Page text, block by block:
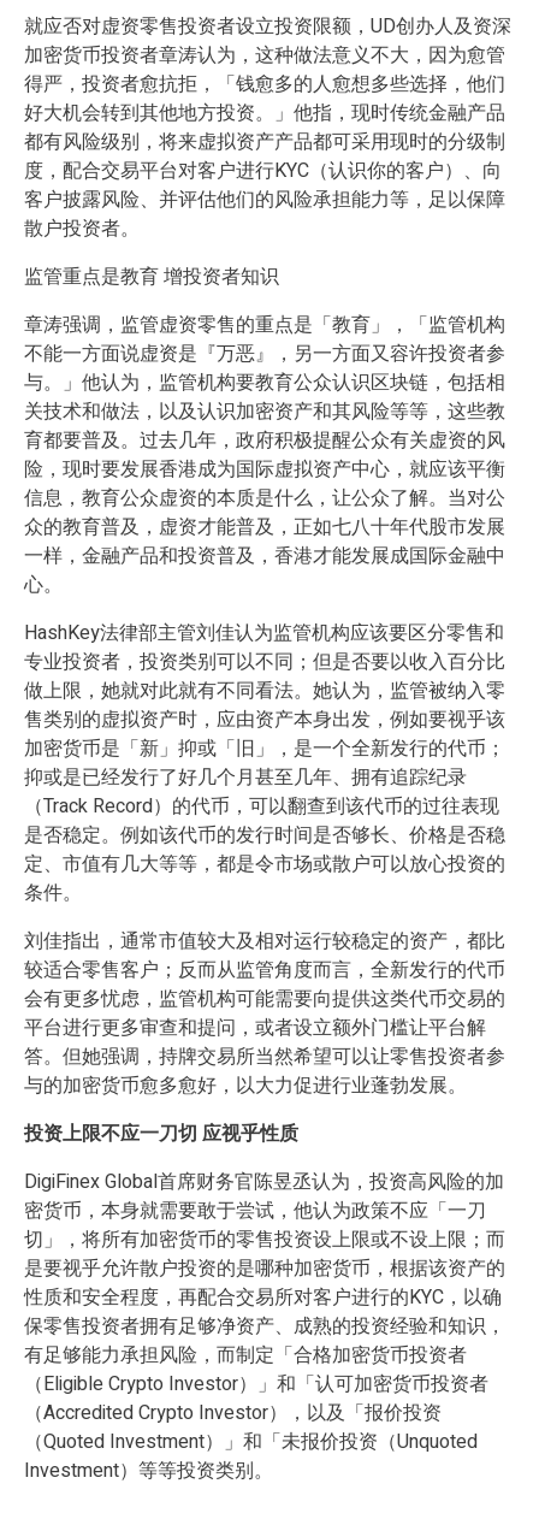
就应否对虚资零售投资者设立投资限额，UD创办人及资深
加密货币投资者章涛认为，这种做法意义不大，因为愈管
得严，投资者愈抗拒，「钱愈多的人愈想多些选择，他们
好大机会转到其他地方投资。」他指，现时传统金融产品
都有风险级别，将来虚拟资产产品都可采用现时的分级制
度，配合交易平台对客户进行KYC（认识你的客户）、向
客户披露风险、并评估他们的风险承担能力等，足以保障
散户投资者。
监管重点是教育 增投资者知识
章涛强调，监管虚资零售的重点是「教育」，「监管机构
不能一方面说虚资是『万恶』，另一方面又容许投资者参
与。」他认为，监管机构要教育公众认识区块链，包括相
关技术和做法，以及认识加密资产和其风险等等，这些教
育都要普及。过去几年，政府积极提醒公众有关虚资的风
险，现时要发展香港成为国际虚拟资产中心，就应该平衡
信息，教育公众虚资的本质是什么，让公众了解。当对公
众的教育普及，虚资才能普及，正如七八十年代股市发展
一样，金融产品和投资普及，香港才能发展成国际金融中
心。
HashKey法律部主管刘佳认为监管机构应该要区分零售和
专业投资者，投资类别可以不同；但是否要以收入百分比
做上限，她就对此就有不同看法。她认为，监管被纳入零
售类别的虚拟资产时，应由资产本身出发，例如要视乎该
加密货币是「新」抑或「旧」，是一个全新发行的代币；
抑或是已经发行了好几个月甚至几年、拥有追踪纪录
（Track Record）的代币，可以翻查到该代币的过往表现
是否稳定。例如该代币的发行时间是否够长、价格是否稳
定、市值有几大等等，都是令市场或散户可以放心投资的
条件。
刘佳指出，通常市值较大及相对运行较稳定的资产，都比
较适合零售客户；反而从监管角度而言，全新发行的代币
会有更多忧虑，监管机构可能需要向提供这类代币交易的
平台进行更多审查和提问，或者设立额外门槛让平台解
答。但她强调，持牌交易所当然希望可以让零售投资者参
与的加密货币愈多愈好，以大力促进行业蓬勃发展。
投资上限不应一刀切 应视乎性质
DigiFinex Global首席财务官陈昱丞认为，投资高风险的加
密货币 ，本身就需要敢于尝试，他认为政策不应「一刀
切」，将所有加密货币的零售投资设上限或不设上限；而
是要视乎允许散户投资的是哪种加密货币，根据该资产的
性质和安全程度，再配合交易所对客户进行的KYC，以确
保零售投资者拥有足够净资产、成熟的投资经验和知识，
有足够能力承担风险，而制定「合格加密货币投资者
（Eligible Crypto Investor）」和「认可加密货币投资者
（Accredited Crypto Investor），以及「报价投资
（Quoted Investment）」和「未报价投资（Unquoted
Investment）等等投资类别。